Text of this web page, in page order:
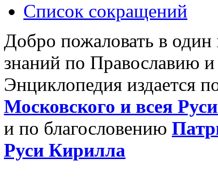
Список сокращений
Добро пожаловать в
знаний по Православию
Энциклопедия издается
Московского и всея
и по благословению
Руси Кирилла